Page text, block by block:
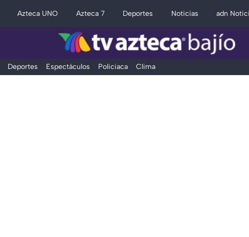
Azteca UNO Azteca 7 Deportes Noticias adn
Deportes Espectáculos Policiaca Clima